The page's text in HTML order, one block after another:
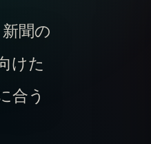
聞の
けた
合う